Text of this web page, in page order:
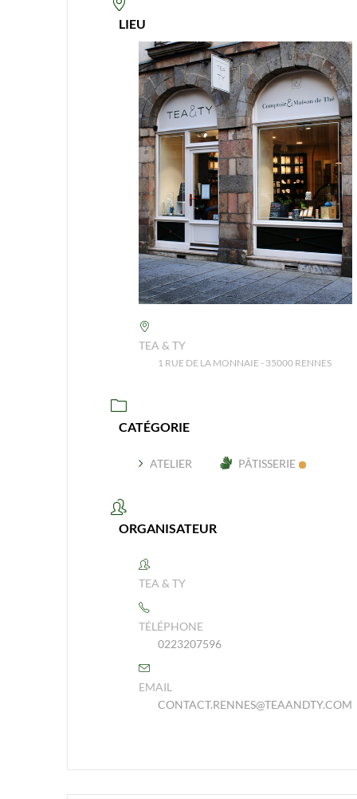
LIEU
TEA & TY
1 RUE DE LA MONNAIE - 35000 RENNES
CATÉGORIE
ATELIER PÂTISSERIE
ORGANISATEUR
TEA & TY
TÉLÉPHONE
0223207596
EMAIL
CONTACT.RENNES@TEAANDTY.COM